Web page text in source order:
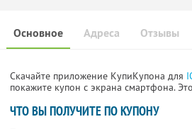
Основное Отзывы
Адреса
Скачайте приложение КупиКупона для
покажите купон с экрана смартфона.
ЧТО ВЫ ПОЛУЧИТЕ ПО КУПОНУ